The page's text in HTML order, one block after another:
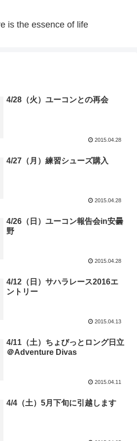
is the essence of life
4/28（火）ユーコンとの再会
2015.04.28
4/27（月）練習シューズ購入
2015.04.28
4/26（日）ユーコン報告会in安曇
野
2015.04.28
4/12（日）サハラレース2016エ
ントリー
2015.04.13
4/11（土）ちょびっとロング日立
＠Adventure Divas
2015.04.11
4/4（土）5月下旬に引越します